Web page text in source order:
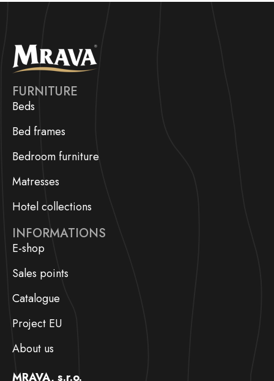
FURNITURE
Beds
Bed frames
Bedroom furniture
Matresses
Hotel collections
INFORMATIONS
E-shop
Sales points
Catalogue
Project EU
About us
MRAVA, s.r.o.